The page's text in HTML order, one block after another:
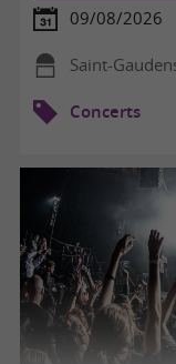
09/08/2026
Saint-
Concerts